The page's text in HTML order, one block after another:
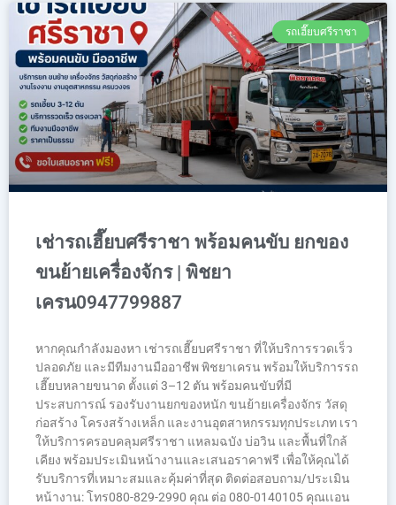
รถเฮี๊ยบศรีราชา
เช่ารถเฮี๊ยบศรีราชา พร้อมคนขับ ยกของ
ขนย้ายเครื่องจักร | พิชยา
เครน0947799887
หากคุณกำลังมองหา เช่ารถเฮี๊ยบศรีราชา ที่ให้บริการรวดเร็ว
ปลอดภัย และมีทีมงานมืออาชีพ พิชยาเครน พร้อมให้บริการรถ
เฮี๊ยบหลายขนาด ตั้งแต่ 3–12 ตัน พร้อมคนขับที่มี
ประสบการณ์ รองรับงานยกของหนัก ขนย้ายเครื่องจักร วัสดุ
ก่อสร้าง โครงสร้างเหล็ก และงานอุตสาหกรรมทุกประเภท เรา
ให้บริการครอบคลุมศรีราชา แหลมฉบัง บ่อวิน และพื้นที่ใกล้
เคียง พร้อมประเมินหน้างานและเสนอราคาฟรี เพื่อให้คุณได้
รับบริการที่เหมาะสมและคุ้มค่าที่สุด ติดต่อสอบถาม/ประเมิน
หน้างาน: โทร080-829-2990 คุณ ต่อ 080-0140105 คุณเเอน